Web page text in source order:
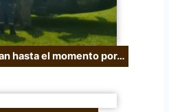
hasta el momento por…